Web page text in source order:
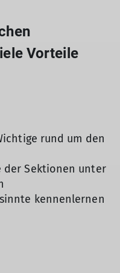
Vorteile
rund um den
der Sektionen unter
kennenlernen